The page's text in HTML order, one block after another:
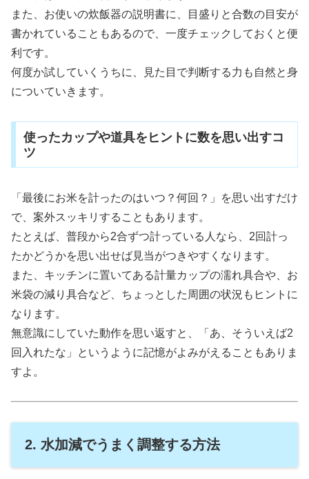
また、お使いの炊飯器の説明書に、目盛りと合数の目安が
書かれていることもあるので、一度チェックしておくと便
利です。
何度か試していくうちに、見た目で判断する力も自然と身
についていきます。
使ったカップや道具をヒントに数を思い出すコ
ツ
「最後にお米を計ったのはいつ？何回？」を思い出すだけ
で、案外スッキリすることもあります。
たとえば、普段から2合ずつ計っている人なら、2回計っ
たかどうかを思い出せば見当がつきやすくなります。
また、キッチンに置いてある計量カップの濡れ具合や、お
米袋の減り具合など、ちょっとした周囲の状況もヒントに
なります。
無意識にしていた動作を思い返すと、「あ、そういえば2
回入れたな」というように記憶がよみがえることもありま
すよ。
2. 水加減でうまく調整する方法